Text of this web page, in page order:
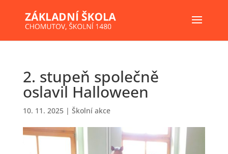
2. stupeň společně
oslavil Halloween
10. 11. 2025| Školní akce